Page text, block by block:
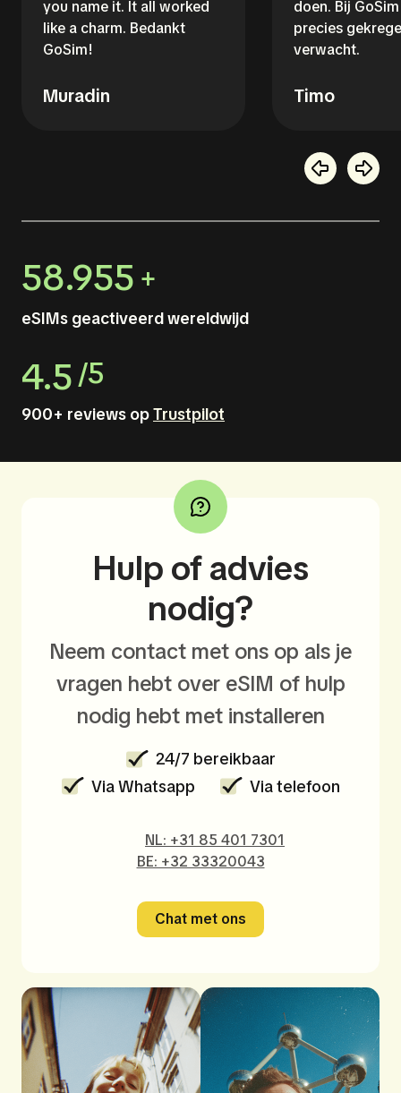
you name it. It all worked
like a charm. Bedankt
GoSim!
Muradin
doen. Bij
precies
verwacht.
Timo
58.955 +
eSIMs geactiveerd wereldwijd
4.5/5
900+ reviews opTrustpilot
Hulp of advies
nodig?
Neem contact met ons op als je
vragen hebt over eSIM of hulp
nodig hebt met installeren
24/7 bereikbaar
Via Whatsapp
Via telefoon
NL: +31 85 401 7301
BE: +32 33320043
Chat met ons